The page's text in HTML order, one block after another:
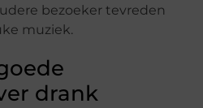
bezoeker tevreden
muziek.
drank